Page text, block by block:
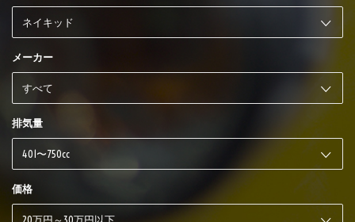
メーカー
排気量
価格